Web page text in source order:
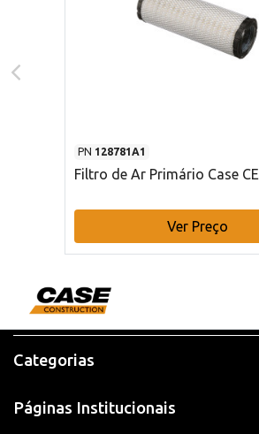
PN 128781A1
Filtro de Ar Primário Case CE
Ver Preço
Categorias
Páginas Institucionais